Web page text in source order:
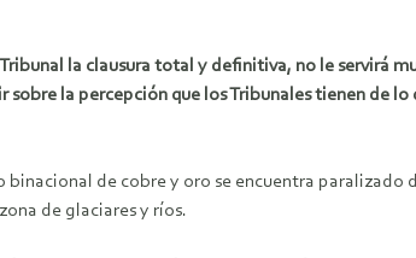
la clausura total y definitiva, no le servirá
la percepción que los Tribunales tienen de
de cobre y oro se encuentra paralizado
de glaciares y ríos.